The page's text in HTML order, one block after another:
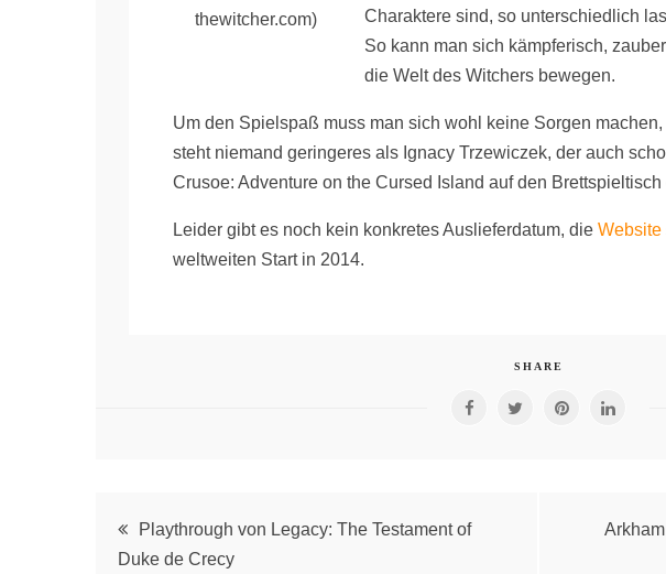
thewitcher.com)
Charaktere sind, so unterschiedlich
So kann man sich kämpferisch,
die Welt des Witchers bewegen.
Um den Spielspaß muss man sich wohl keine Sorgen
steht niemand geringeres als Ignacy Trzewiczek, der auch
Crusoe: Adventure on the Cursed Island auf den Brettspieltisch
Leider gibt es noch kein konkretes Auslieferdatum, die Website
weltweiten Start in 2014.
SHARE
PostPlaythrough von Legacy: The Testament of
Duke de Crecy